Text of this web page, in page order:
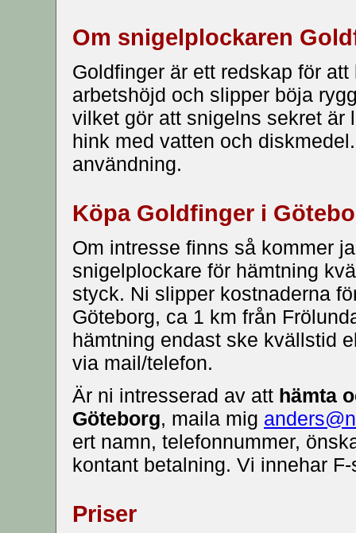
Om snigelplockaren
Goldfinger är ett redskap för
arbetshöjd och slipper böja
vilket gör att snigelns sekret är
hink med vatten och
användning.
Köpa Goldfinger i
Om intresse finns så kommer
snigelplockare för hämtning
styck. Ni slipper kostnaderna
Göteborg, ca 1 km från
hämtning endast ske kvällstid
via mail/telefon.
Är ni intresserad av att hämta
Göteborg, maila mig
ert namn, telefonnummer,
kontant betalning. Vi innehar
Priser